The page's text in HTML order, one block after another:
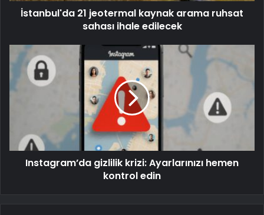
İstanbul'da 21 jeotermal kaynak arama ruhsat
sahası ihale edilecek
Instagram’da gizlilik krizi: Ayarlarınızı hemen
kontrol edin